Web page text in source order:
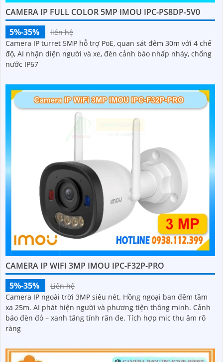
CAMERA IP FULL COLOR 5MP IMOU IPC-PS8DP-5V0
5%-35%
liên hệ
Camera IP turret 5MP hỗ trợ PoE, quan sát đêm 30m với 4 chế
độ, AI nhận diện người và xe, đèn cảnh báo nhấp nháy, chống
nước IP67
CAMERA IP WIFI 3MP IMOU IPC-F32P-PRO
5%-35%
Liên hệ
Camera IP ngoài trời 3MP siêu nét. Hồng ngoại ban đêm tầm
xa 25m. AI phát hiện người và phương tiện thông minh. Cảnh
báo đèn đỏ – xanh tăng tính răn đe. Tích hợp mic thu âm rõ
ràng